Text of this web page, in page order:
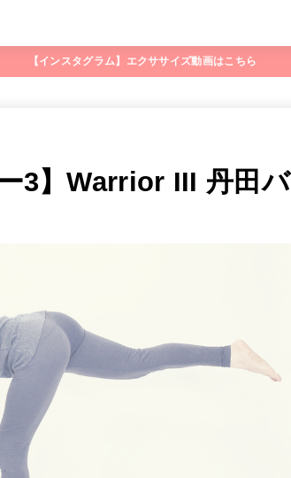
【インスタグラム】エクササイズ動画はこちら
3】Warrior III 丹田バ